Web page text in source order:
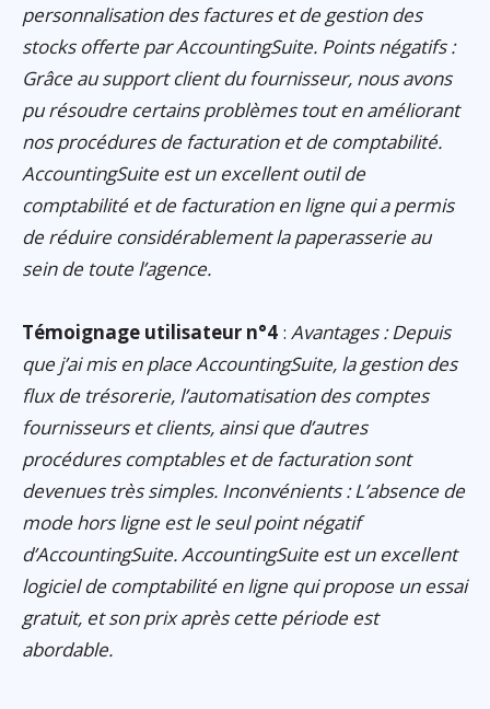
personnalisation des factures et de gestion des
stocks offerte par AccountingSuite. Points négatifs :
Grâce au support client du fournisseur, nous avons
pu résoudre certains problèmes tout en améliorant
nos procédures de facturation et de comptabilité.
AccountingSuite est un excellent outil de
comptabilité et de facturation en ligne qui a permis
de réduire considérablement la paperasserie au
sein de toute l’agence.
Témoignage utilisateur n°4 : Avantages : Depuis
que j’ai mis en place AccountingSuite, la gestion des
flux de trésorerie, l’automatisation des comptes
fournisseurs et clients, ainsi que d’autres
procédures comptables et de facturation sont
devenues très simples. Inconvénients : L’absence de
mode hors ligne est le seul point négatif
d’AccountingSuite. AccountingSuite est un excellent
logiciel de comptabilité en ligne qui propose un essai
gratuit, et son prix après cette période est
abordable.